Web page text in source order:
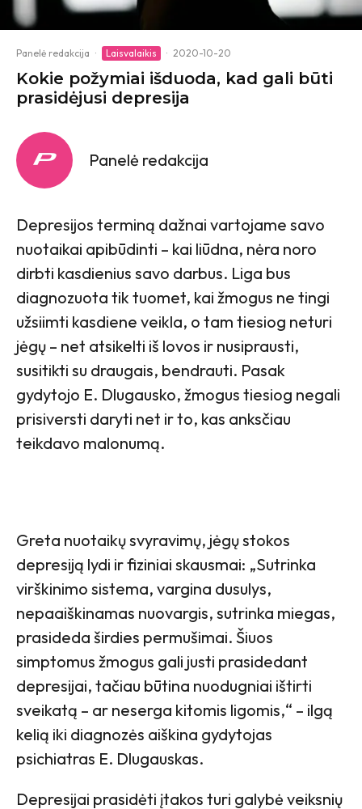
Panelė redakcija · Laisvalaikis · 2020-10-20
Kokie požymiai išduoda, kad gali būti
prasidėjusi depresija
Panelė redakcija
Depresijos terminą dažnai vartojame savo
nuotaikai apibūdinti – kai liūdna, nėra noro
dirbti kasdienius savo darbus. Liga bus
diagnozuota tik tuomet, kai žmogus ne tingi
užsiimti kasdiene veikla, o tam tiesiog neturi
jėgų – net atsikelti iš lovos ir nusiprausti,
susitikti su draugais, bendrauti. Pasak
gydytojo E. Dlugausko, žmogus tiesiog negali
prisiversti daryti net ir to, kas anksčiau
teikdavo malonumą.
Greta nuotaikų svyravimų, jėgų stokos
depresiją lydi ir fiziniai skausmai: „Sutrinka
virškinimo sistema, vargina dusulys,
nepaaiškinamas nuovargis, sutrinka miegas,
prasideda širdies permušimai. Šiuos
simptomus žmogus gali justi prasidedant
depresijai, tačiau būtina nuodugniai ištirti
sveikatą – ar neserga kitomis ligomis,“ – ilgą
kelią iki diagnozės aiškina gydytojas
psichiatras E. Dlugauskas.
Depresijai prasidėti įtakos turi galybė veiksnių